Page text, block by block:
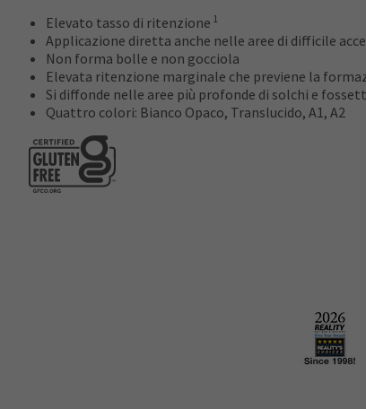
Elevato tasso di ritenzione 1
Applicazione diretta anche nelle aree di difficile
Non forma bolle e non gocciola
Elevata ritenzione marginale che previene la
Si diffonde nelle aree più profonde di solchi e
Quattro colori: Bianco Opaco, Translucido, A1, A2